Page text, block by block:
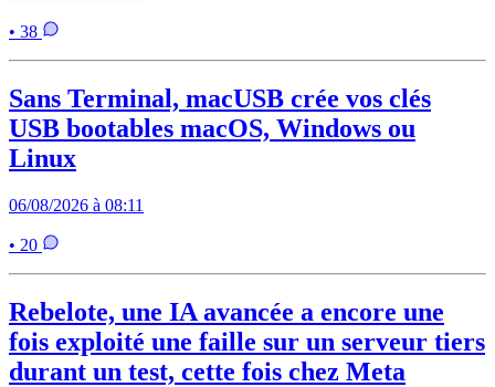
• 38
Sans Terminal, macUSB crée vos clés
USB bootables macOS, Windows ou
Linux
06/08/2026 à 08:11
• 20
Rebelote, une IA avancée a encore une
fois exploité une faille sur un serveur tiers
durant un test, cette fois chez Meta